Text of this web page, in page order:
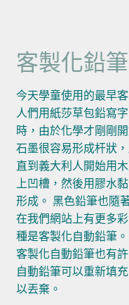
客製化鉛筆
今天學童使用的最早
人們用紙莎草包鉛寫
時，由於化學才剛剛
石墨很容易形成杆狀
直到義大利人開始用
上凹槽，然後用膠水
形成。 黑色鉛筆也隨
在我們網站上有更多
種是客製化自動鉛筆
客製化自動鉛筆也有
自動鉛筆可以重新填
以丟棄。